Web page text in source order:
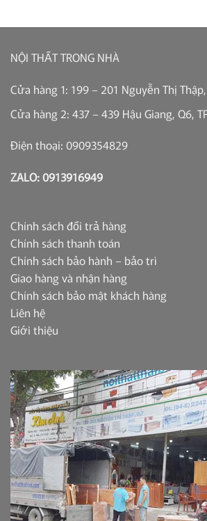
NỘI THẤT TRONG NHÀ
Cửa hàng 1: 199 – 201 Nguyễn Thị Thập,
Cửa hàng 2: 437 – 439 Hậu Giang, Q6,
Điện thoại: 0909354829
ZALO: 0913916949
Chính sách đổi trả hàng
Chính sách thanh toán
Chính sách bảo hành – bảo trì
Giao hàng và nhận hàng
Chính sách bảo mật khách hàng
Liên hệ
Giới thiệu